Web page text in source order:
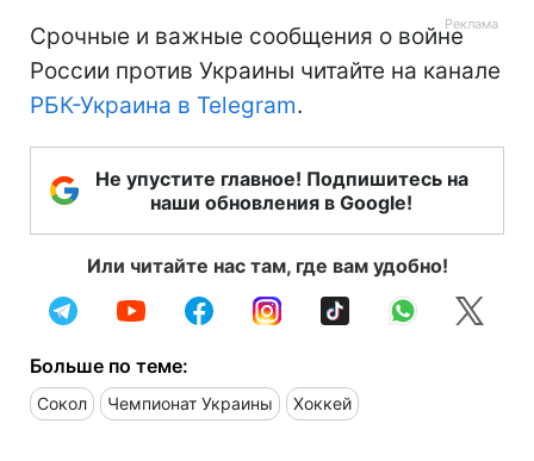
Срочные и важные сообщения о войне
России против Украины читайте на канале
РБК-Украина в Telegram.
Не упустите главное! Подпишитесь на
наши обновления в Google!
Или читайте нас там, где вам удобно!
Больше по теме:
Сокол Чемпионат Украины Хоккей